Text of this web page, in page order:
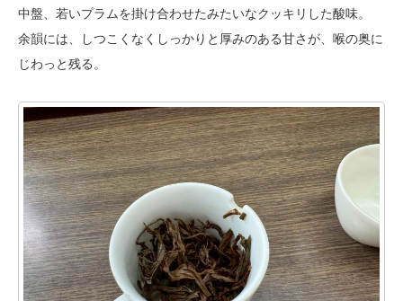
中盤、若いプラムを掛け合わせたみたいなクッキリした酸味。
余韻には、しつこくなくしっかりと厚みのある甘さが、喉の奥に
じわっと残る。